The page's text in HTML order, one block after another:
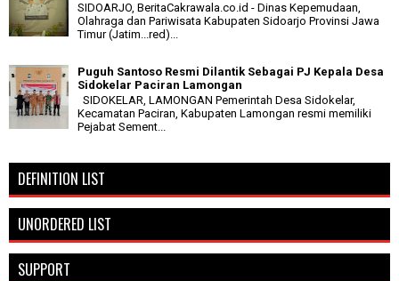
SIDOARJO, BeritaCakrawala.co.id - Dinas Kepemudaan,
Olahraga dan Pariwisata Kabupaten Sidoarjo Provinsi Jawa
Timur (Jatim...red)...
Puguh Santoso Resmi Dilantik Sebagai PJ Kepala Desa
Sidokelar Paciran Lamongan
SIDOKELAR, LAMONGAN Pemerintah Desa Sidokelar,
Kecamatan Paciran, Kabupaten Lamongan resmi memiliki
Pejabat Sement...
DEFINITION LIST
UNORDERED LIST
SUPPORT